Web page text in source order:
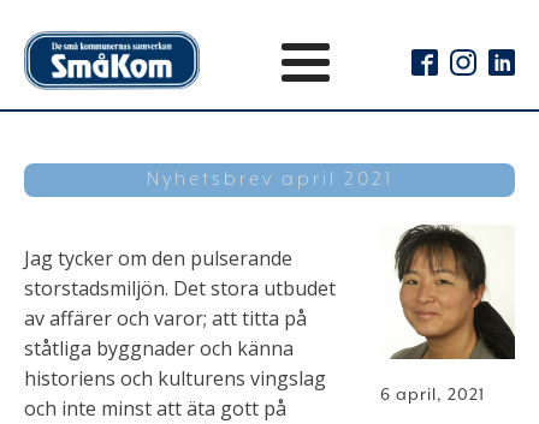
Nyhetsbrev april 2021
Jag tycker om den pulserande
storstadsmiljön. Det stora utbudet
av affärer och varor; att titta på
ståtliga byggnader och känna
historiens och kulturens vingslag
och inte minst att äta gott på
6 april, 2021